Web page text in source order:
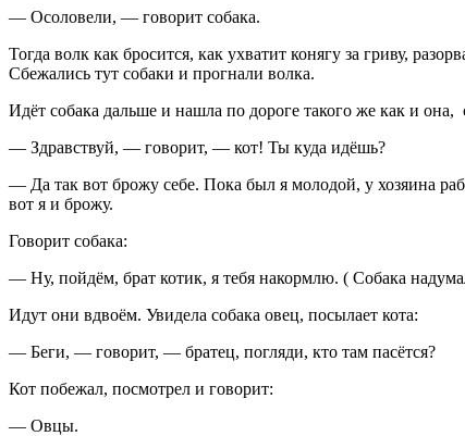
— Осоловели, — говорит собака.
Тогда волк как бросится, как ухватит конягу за гриву,
Сбежались тут собаки и прогнали волка.
Идёт собака дальше и нашла по дороге такого же как и
— Здравствуй, — говорит, — кот! Ты куда идёшь?
— Да так вот брожу себе. Пока был я молодой, у хозяина
вот я и брожу.
Говорит собака:
— Ну, пойдём, брат котик, я тебя накормлю. ( Собака
Идут они вдвоём. Увидела собака овец, посылает кота:
— Беги, — говорит, — братец, погляди, кто там пасётся?
Кот побежал, посмотрел и говорит:
— Овцы.